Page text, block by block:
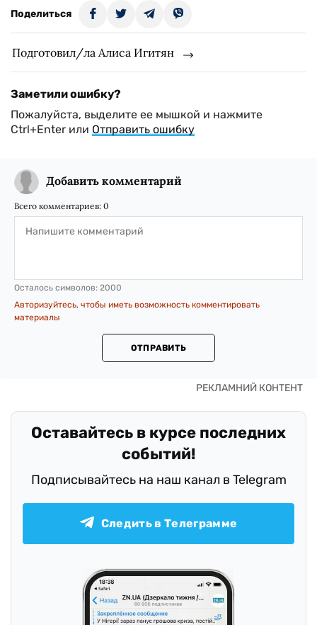
Поделиться
Подготовил/ла Алиса Игитян
Заметили ошибку?
Пожалуйста, выделите ее мышкой и нажмите
Ctrl+Enter или Отправить ошибку
Добавить комментарий
Всего комментариев: 0
Осталось символов: 2000
Авторизуйтесь, чтобы иметь возможность комментировать
материалы
ОТПРАВИТЬ
Оставайтесь в курсе последних
событий!
Подписывайтесь на наш канал в Telegram
Следить в Телеграмме